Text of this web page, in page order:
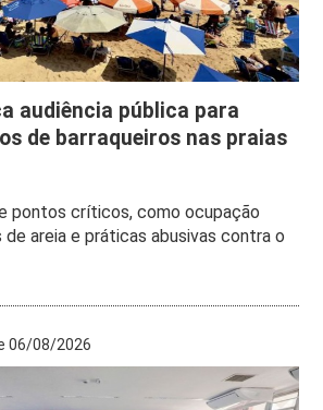
audiência pública para
de barraqueiros nas praias
pontos críticos, como ocupação
de areia e práticas abusivas contra o
06/08/2026